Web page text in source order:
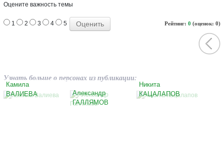
Оцените важность темы
Рейтинг: 0 (оценок: 0)
1 2 3 4 5
Узнать больше о персонах из публикации:
Камила
ВАЛИЕВА
Александр
ГАЛЛЯМОВ
Никита
КАЦАЛАПОВ